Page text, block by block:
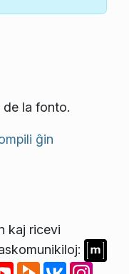
de la fonto.
ĝin
kaj ricevi